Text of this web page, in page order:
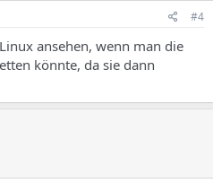
#4
ansehen, wenn man die
könnte, da sie dann